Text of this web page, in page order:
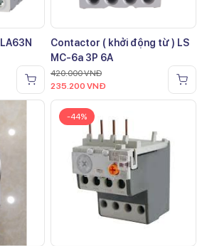
Contactor ( khởi động từ ) LS
MC-6a 3P 6A
420.000VNĐ
235.200 VNĐ
-44%